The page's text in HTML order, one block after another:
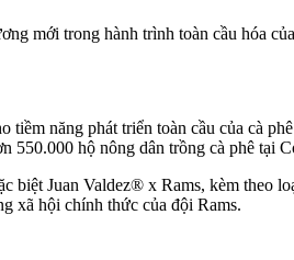
mới trong hành trình toàn cầu hóa
năng phát triển toàn cầu của cà
hộ nông dân trồng cà phê tại
biệt Juan Valdez® x Rams, kèm
xã hội chính thức của đội Rams.